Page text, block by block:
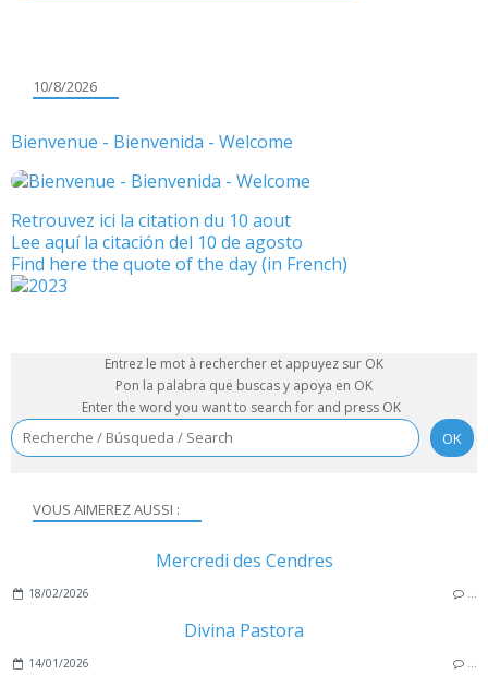
VOUS AIMEREZ AUSSI :
Mercredi des Cendres
18/02/2026 …
Divina Pastora
14/01/2026 …
10/8/2026
Bienvenue - Bienvenida - Welcome
Retrouvez ici la citation du 10 aout
Lee aquí la citación del 10 de agosto
Find here the quote of the day (in French)
Entrez le mot à rechercher et appuyez sur OK
Pon la palabra que buscas y apoya en OK
Enter the word you want to search for and press OK